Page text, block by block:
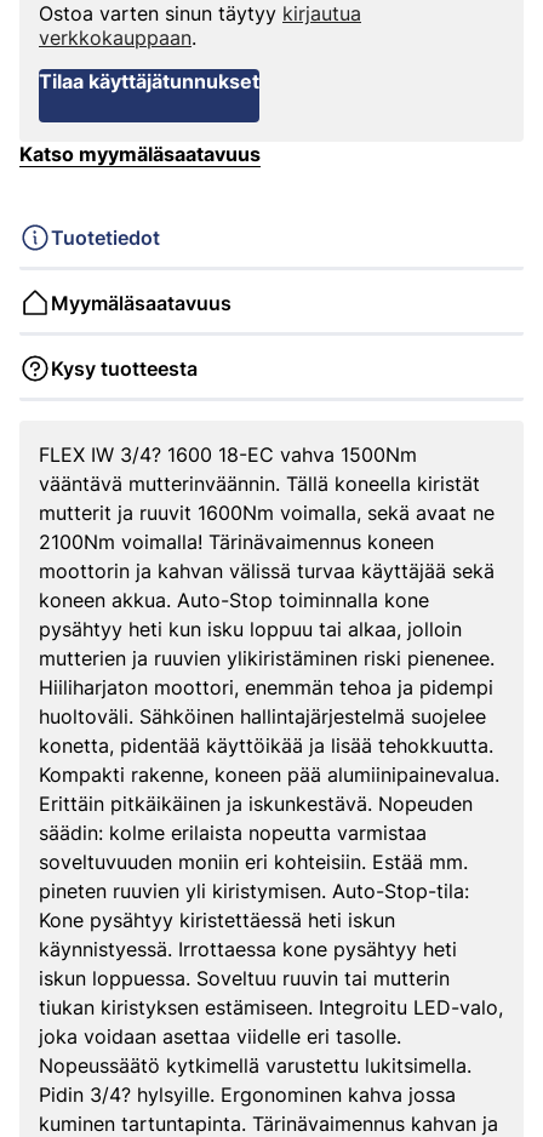
Ostoa varten sinun täytyy kirjautua
verkkokauppaan.
Tilaa käyttäjätunnukset
Katso myymäläsaatavuus
Tuotetiedot
Myymäläsaatavuus
Kysy tuotteesta
FLEX IW 3/4? 1600 18-EC vahva 1500Nm
vääntävä mutterinväännin. Tällä koneella kiristät
mutterit ja ruuvit 1600Nm voimalla, sekä avaat ne
2100Nm voimalla! Tärinävaimennus koneen
moottorin ja kahvan välissä turvaa käyttäjää sekä
koneen akkua. Auto-Stop toiminnalla kone
pysähtyy heti kun isku loppuu tai alkaa, jolloin
mutterien ja ruuvien ylikiristäminen riski pienenee.
Hiiliharjaton moottori, enemmän tehoa ja pidempi
huoltoväli. Sähköinen hallintajärjestelmä suojelee
konetta, pidentää käyttöikää ja lisää tehokkuutta.
Kompakti rakenne, koneen pää alumiinipainevalua.
Erittäin pitkäikäinen ja iskunkestävä. Nopeuden
säädin: kolme erilaista nopeutta varmistaa
soveltuvuuden moniin eri kohteisiin. Estää mm.
pineten ruuvien yli kiristymisen. Auto-Stop-tila:
Kone pysähtyy kiristettäessä heti iskun
käynnistyessä. Irrottaessa kone pysähtyy heti
iskun loppuessa. Soveltuu ruuvin tai mutterin
tiukan kiristyksen estämiseen. Integroitu LED-valo,
joka voidaan asettaa viidelle eri tasolle.
Nopeussäätö kytkimellä varustettu lukitsimella.
Pidin 3/4? hylsyille. Ergonominen kahva jossa
kuminen tartuntapinta. Tärinävaimennus kahvan ja